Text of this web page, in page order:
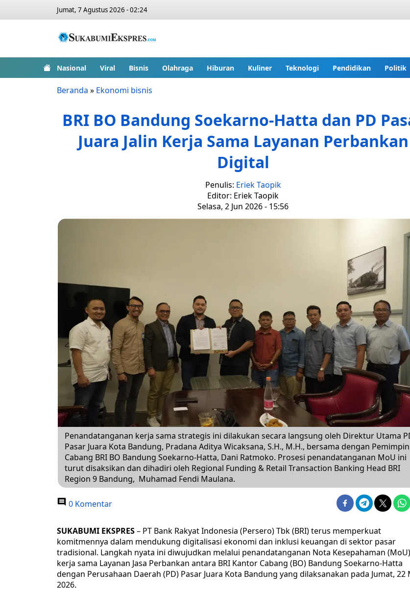
Jumat, 7 Agustus 2026 - 02:24
Nasional Viral Bisnis Olahraga Hiburan Kuliner Teknologi Pendidikan Politik
Beranda » Ekonomi bisnis
BRI BO Bandung Soekarno-Hatta dan PD
Juara Jalin Kerja Sama Layanan Perbankan
Digital
Penulis: Eriek Taopik
Editor: Eriek Taopik
Selasa, 2 Jun 2026 - 15:56
​Penandatanganan kerja sama strategis ini dilakukan secara langsung oleh Direktur Utama
Pasar Juara Kota Bandung, Pradana Aditya Wicaksana, S.H., M.H., bersama dengan Pemimpin
Cabang BRI BO Bandung Soekarno-Hatta, Dani Ratmoko. Prosesi penandatanganan MoU ini
turut disaksikan dan dihadiri oleh Regional Funding & Retail Transaction Banking Head BRI
Region 9 Bandung, Muhamad Fendi Maulana.
0 Komentar
SUKABUMI EKSPRES– PT Bank Rakyat Indonesia (Persero) Tbk (BRI) terus memperkuat
komitmennya dalam mendukung digitalisasi ekonomi dan inklusi keuangan di sektor pasar
tradisional. Langkah nyata ini diwujudkan melalui penandatanganan Nota Kesepahaman (MoU)
kerja sama Layanan Jasa Perbankan antara BRI Kantor Cabang (BO) Bandung Soekarno-Hatta
dengan Perusahaan Daerah (PD) Pasar Juara Kota Bandung yang dilaksanakan pada Jumat, 22
2026.